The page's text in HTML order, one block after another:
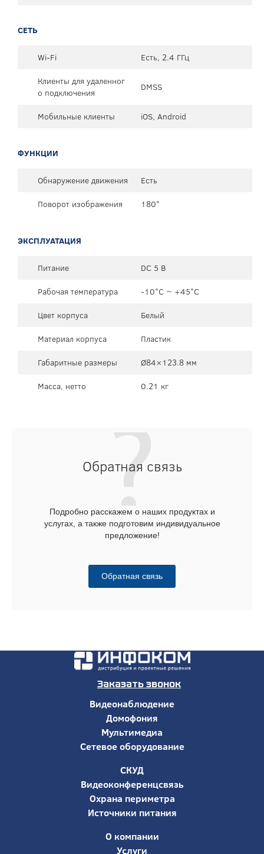
СЕТЬ
Wi-Fi
Есть, 2.4 ГГц
Клиенты для удаленног
о подключения
DMSS
Мобильные клиенты iOS, Android
ФУНКЦИИ
Обнаружение движения
Есть
Поворот изображения
180°
ЭКСПЛУАТАЦИЯ
Питание
DC 5 В
Рабочая температура
-10°C ~ +45°C
Цвет корпуса
Белый
Материал корпуса
Пластик
Габаритные размеры
Ø84×123.8 мм
Масса, нетто
0.21 кг
Обратная связь
Подробно расскажем о наших продуктах и
услугах, а также подготовим индивидуальное
предложение!
Обратная связь
Заказать звонок
Видеонаблюдение
Домофония
Мультимедиа
Сетевое оборудование
СКУД
Видеоконференцсвязь
Охрана периметра
Источники питания
О компании
Услуги